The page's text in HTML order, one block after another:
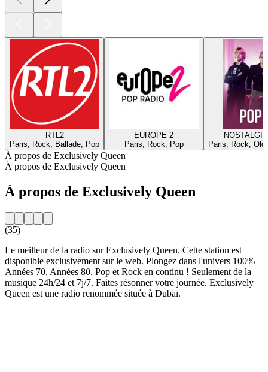
RTL2
Paris, Rock, Ballade, Pop
EUROPE 2
Paris, Rock, Pop
Paris, Rock,
À propos de Exclusively Queen
À propos de Exclusively Queen
À propos de Exclusively Queen
(35)
Le meilleur de la radio sur Exclusively Queen. Cette station est
disponible exclusivement sur le web. Plongez dans l'univers 100%
Années 70, Années 80, Pop et Rock en continu ! Seulement de la
musique 24h/24 et 7j/7. Faites résonner votre journée. Exclusively
Queen est une radio renommée située à Dubaï.